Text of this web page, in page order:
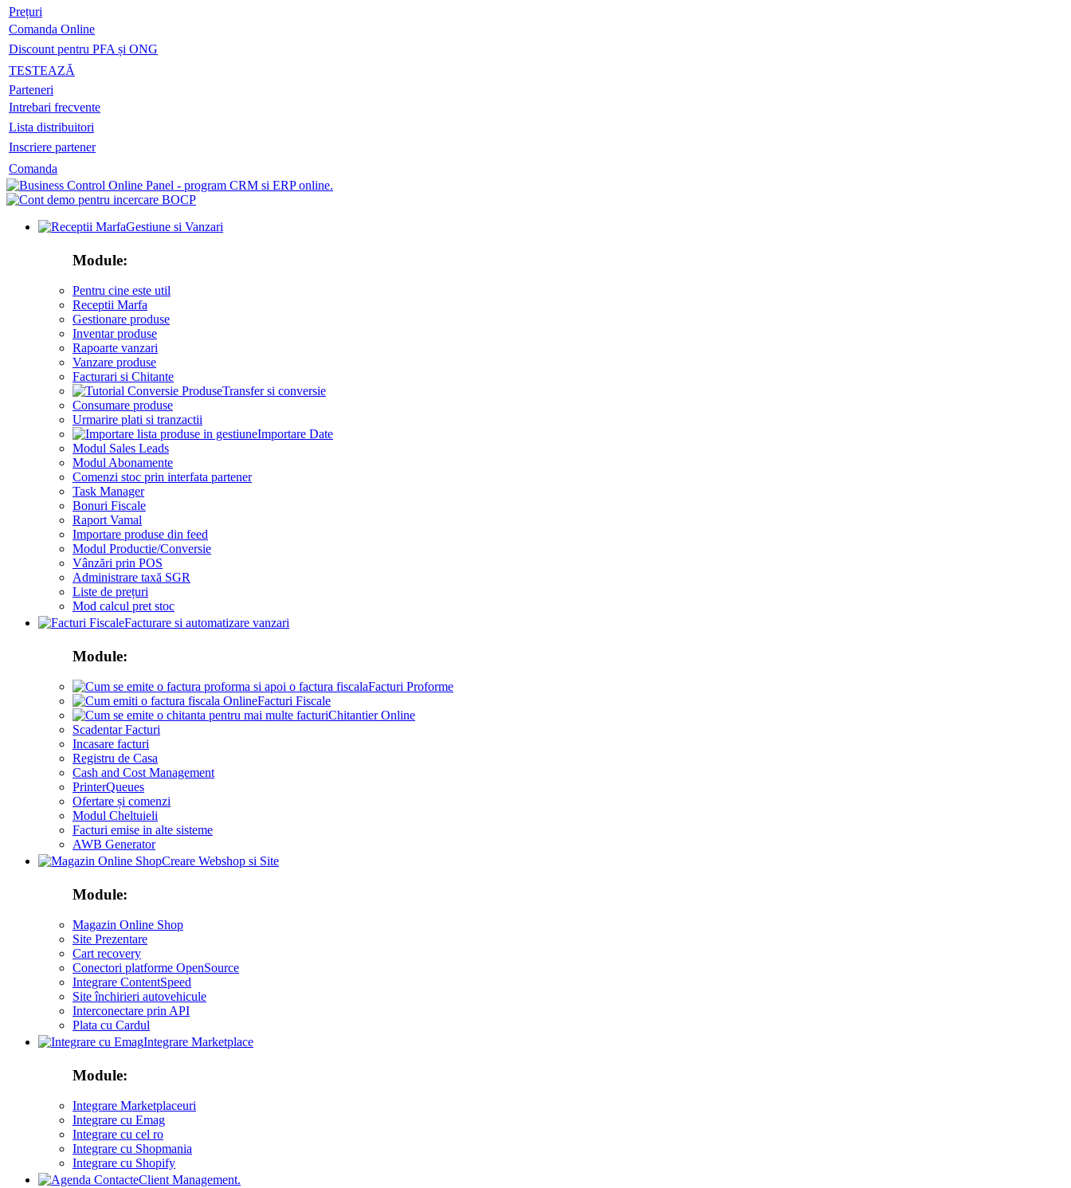
Prețuri
Comanda Online
Discount pentru PFA și ONG
TESTEAZĂ
Parteneri
Intrebari frecvente
Lista distribuitori
Inscriere partener
Comanda
Gestiune si Vanzari
Module:
Pentru cine este util
Receptii Marfa
Gestionare produse
Inventar produse
Rapoarte vanzari
Vanzare produse
Facturari si Chitante
Transfer si conversie
Consumare produse
Urmarire plati si tranzactii
Importare Date
Modul Sales Leads
Modul Abonamente
Comenzi stoc prin interfata partener
Task Manager
Bonuri Fiscale
Raport Vamal
Importare produse din feed
Modul Productie/Conversie
Vânzări prin POS
Administrare taxă SGR
Liste de prețuri
Mod calcul pret stoc
Facturare si automatizare vanzari
Module:
Facturi Proforme
Facturi Fiscale
Chitantier Online
Scadentar Facturi
Incasare facturi
Registru de Casa
Cash and Cost Management
PrinterQueues
Ofertare și comenzi
Modul Cheltuieli
Facturi emise in alte sisteme
AWB Generator
Creare Webshop si Site
Module:
Magazin Online Shop
Site Prezentare
Cart recovery
Conectori platforme OpenSource
Integrare ContentSpeed
Site închirieri autovehicule
Interconectare prin API
Plata cu Cardul
Integrare Marketplace
Module:
Integrare Marketplaceuri
Integrare cu Emag
Integrare cu cel ro
Integrare cu Shopmania
Integrare cu Shopify
Client Management.